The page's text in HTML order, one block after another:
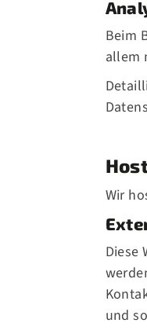
Beim
allem
Wir
Diese
und